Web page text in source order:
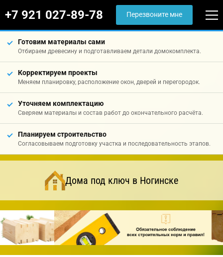
+7 921 027-89-78 Перезвоните мне
Готовим материалы сами
Отбираем древесину и подготавливаем детали домокомплекта.
Корректируем проекты
Меняем планировку, расположение окон, дверей и перегородок.
Уточняем комплектацию
Сверяем материалы и состав работ до окончательного расчёта.
Планируем строительство
Согласовываем подготовку участка и последовательность этапов.
Дома под ключ в Ногинске